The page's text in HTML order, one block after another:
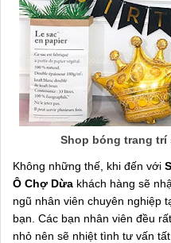
Shop bóng trang trí
Không những thế, khi đến với
Ô Chợ Dừa khách hàng sẽ
ngũ nhân viên chuyên nghiệp
bạn. Các bạn nhân viên đều
nhỏ nên sẽ nhiệt tình tư vấn